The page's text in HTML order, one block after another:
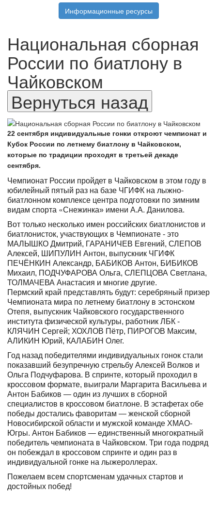
Информационные ресурсы
Национальная сборная
России по биатлону в
Чайковском
22 сентября индивидуальные гонки откроют чемпионат и
Кубок России по летнему биатлону в Чайковском,
которые по традиции проходят в третьей декаде
сентября.
Чемпионат России пройдет в Чайковском в этом году в
юбилейный пятый раз на базе ЧГИФК на лыжно-
биатлонном комплексе центра подготовки по зимним
видам спорта «Снежинка» имени А.А. Данилова.
Вот только несколько имен российских биатлонистов и
биатлонисток, участвующих в Чемпионате - это
МАЛЫШКО Дмитрий, ГАРАНИЧЕВ Евгений, СЛЕПОВ
Алексей, ШИПУЛИН Антон, выпускник ЧГИФК
ПЕЧЁНКИН Александр, БАБИКОВ Антон, БИБИКОВ
Михаил, ПОДЧУФАРОВА Ольга, СЛЕПЦОВА Светлана,
ТОЛМАЧЕВА Анастасия и многие другие.
Пермский край представлять будут: серебряный призер
Чемпионата мира по летнему биатлону в эстонском
Отепя, выпускник Чайковского государственного
института физической культуры, работник ЛБК -
КЛЯЧИН Сергей; ХОХЛОВ Пётр, ПИРОГОВ Максим,
АЛИКИН Юрий, КАЛАБИН Олег.
Год назад победителями индивидуальных гонок стали
показавший безупречную стрельбу Алексей Волков и
Ольга Подчуфарова. В спринте, который проходил в
кроссовом формате, выиграли Маргарита Васильева и
Антон Бабиков — один из лучших в сборной
специалистов в кроссовом биатлоне. В эстафетах обе
победы достались фаворитам — женской сборной
Новосибирской области и мужской команде ХМАО-
Югры. Антон Бабиков — единственный многократный
победитель чемпионата в Чайковском. Три года подряд
он побеждал в кроссовом спринте и один раз в
индивидуальной гонке на лыжероллерах.
Пожелаем всем спортсменам удачных стартов и
достойных побед!